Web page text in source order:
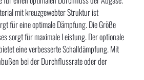
mit kreuzgewebter Struktur ist
für eine optimale Dämpfung. Die Größe
sorgt für maximale Leistung. Der optionale
eine verbesserte Schalldämpfung. Mit
bei der Durchflussrate oder der